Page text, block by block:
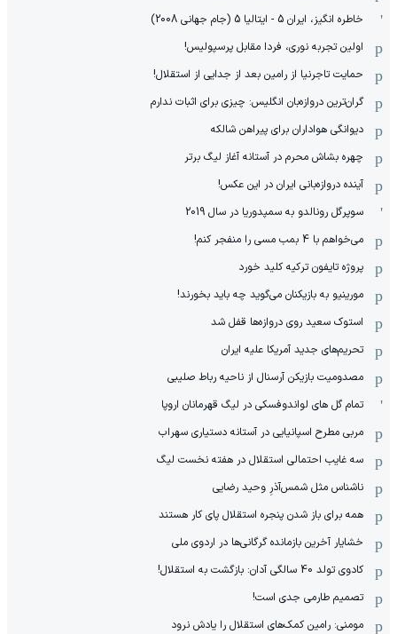
خاطره انگیز، ایران 5 - ایتالیا 5 (جام جهانی 2008)
اولین تجربه نوری، فردا مقابل پرسپولیس!
حمایت تاجرنیا از رامین بعد از جدایی از استقلال!
گران‌ترین دروازه‌بان انگلیس: چیزی برای اثبات ندارم
دیوانگی هواداران برای پیراهن شالکه
چهره بشاش محرم در آستانه آغاز لیگ برتر
آینده دروازه‌بانی ایران در این عکس!
سوپرگل رونالدو به سمپدوریا در سال 2019
می‌خواهم با 4 بمب مسی را منفجر کنم!
پروژه تایفون ترکیه کلید خورد
مورینیو به بازیکنان می‌گوید چه باید بخورند!
استوک سعید روی دروازه‌ها قفل شد
تحریم‌های جدید آمریکا علیه ایران
مصدومیت بازیکن آرسنال از ناحیه رباط صلیبی
تمام گل های لواندوفسکی در لیگ قهرمانان اروپا
مربی مطرح اسپانیایی در آستانه دستیاری سهراب
سه غایب احتمالی استقلال در هفته نخست لیگ
ناشناس مثل شمس‌آذرِ وحید رضایی
همه برای باز شدن پنجره استقلال پای کار هستند
خشایار آخرین بازمانده گرگانی‌ها در اردوی ملی
کادوی تولد 40 سالگی آدان: بازگشت به استقلال!
تصمیم طارمی جدی است!
مومنی: رامین کمک‌های استقلال را یادش نرود